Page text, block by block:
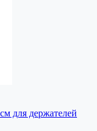
для держателей